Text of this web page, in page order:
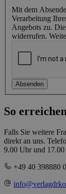
Mit dem
Verarbeitung
Angebots zu.
widerrufen.
Absenden
So
Falls Sie weitere
direkt an uns.
9.00 Uhr und
+49 40 398880 0